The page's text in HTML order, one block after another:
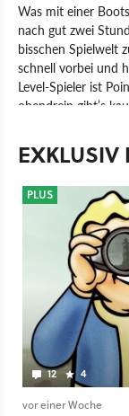
Was mit einer
nach gut zwei
bisschen Spielwelt
schnell vorbei und
Level-Spieler ist
obendrein gibt’s
Spiel PC
Fallout 3: Point
EXKLUSIV
12 4
PLUS
vor einer Woche